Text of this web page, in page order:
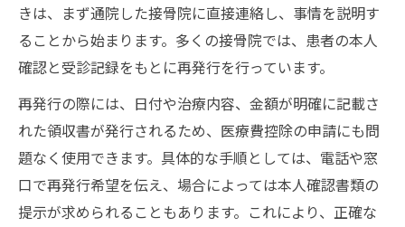
きは、まず通院した接骨院に直接連絡し、事情を説明す
ることから始まります。多くの接骨院では、患者の本人
確認と受診記録をもとに再発行を行っています。
再発行の際には、日付や治療内容、金額が明確に記載さ
れた領収書が発行されるため、医療費控除の申請にも問
題なく使用できます。具体的な手順としては、電話や窓
口で再発行希望を伝え、場合によっては本人確認書類の
提示が求められることもあります。これにより、正確な